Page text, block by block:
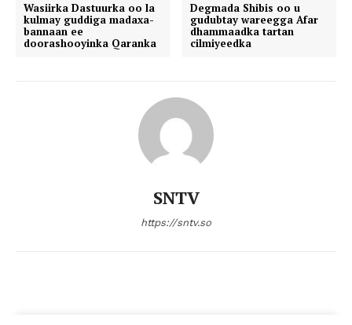
Wasiirka Dastuurka oo la
kulmay guddiga madaxa-
bannaan ee
doorashooyinka Qaranka
Degmada Shibis oo u
gudubtay wareegga Afar
dhammaadka tartan
cilmiyeedka
SNTV
https://sntv.so